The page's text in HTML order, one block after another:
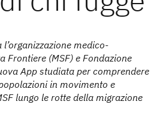
medico-
Frontiere (MSF) e Fondazione
App studiata per comprendere
in movimento e
lungo le rotte della migrazione